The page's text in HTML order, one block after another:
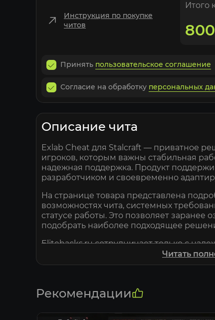
Инструкция по покупке
читов
Итого
800
Принять пользовательское соглашение
Согласие на обработку персональных
Описание чита
Exlab Cheat для Stalcraft — приватное
игроков, которым важны стабильная
надежная поддержка. Продукт
разработчиком и своевременно
На странице товара представлена
возможностях чита, системных
статусе работы. Это позволяет заранее
подобрать наиболее подходящее
Elitehacks.ru сотрудничает только с
продукция которых проходит проверку
этому пользователи получают
Если перед покупкой возникнут
поддержки помогут с выбором
Читать
Рекомендации